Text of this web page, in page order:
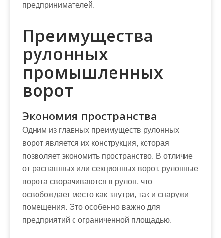
предпринимателей.
Преимущества
рулонных
промышленных
ворот
Экономия пространства
Одним из главных преимуществ рулонных
ворот является их конструкция, которая
позволяет экономить пространство. В отличие
от распашных или секционных ворот, рулонные
ворота сворачиваются в рулон, что
освобождает место как внутри, так и снаружи
помещения. Это особенно важно для
предприятий с ограниченной площадью.